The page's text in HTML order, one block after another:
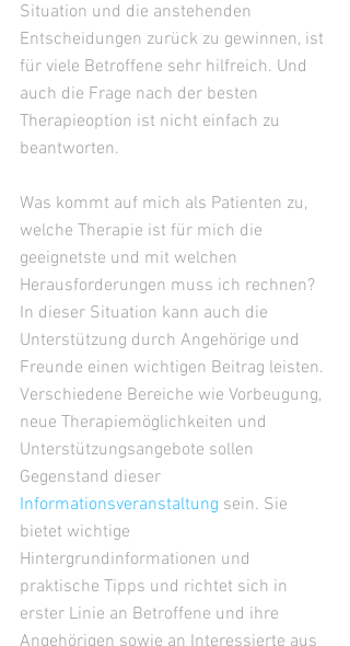
Situation und die anstehenden
Entscheidungen zurück zu gewinnen, ist
für viele Betroffene sehr hilfreich. Und
auch die Frage nach der besten
Therapieoption ist nicht einfach zu
beantworten.
Was kommt auf mich als Patienten zu,
welche Therapie ist für mich die
geeignetste und mit welchen
Herausforderungen muss ich rechnen?
In dieser Situation kann auch die
Unterstützung durch Angehörige und
Freunde einen wichtigen Beitrag leisten.
Verschiedene Bereiche wie Vorbeugung,
neue Therapiemöglichkeiten und
Unterstützungsangebote sollen
Gegenstand dieser
Informationsveranstaltung sein. Sie
bietet wichtige
Hintergrundinformationen und
praktische Tipps und richtet sich in
erster Linie an Betroffene und ihre